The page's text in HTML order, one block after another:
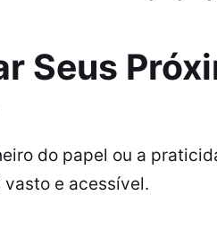
Seus
do papel ou a
e acessível.